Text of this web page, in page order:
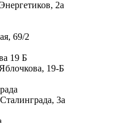
2а
69/2
19 Б
19-Б
3а